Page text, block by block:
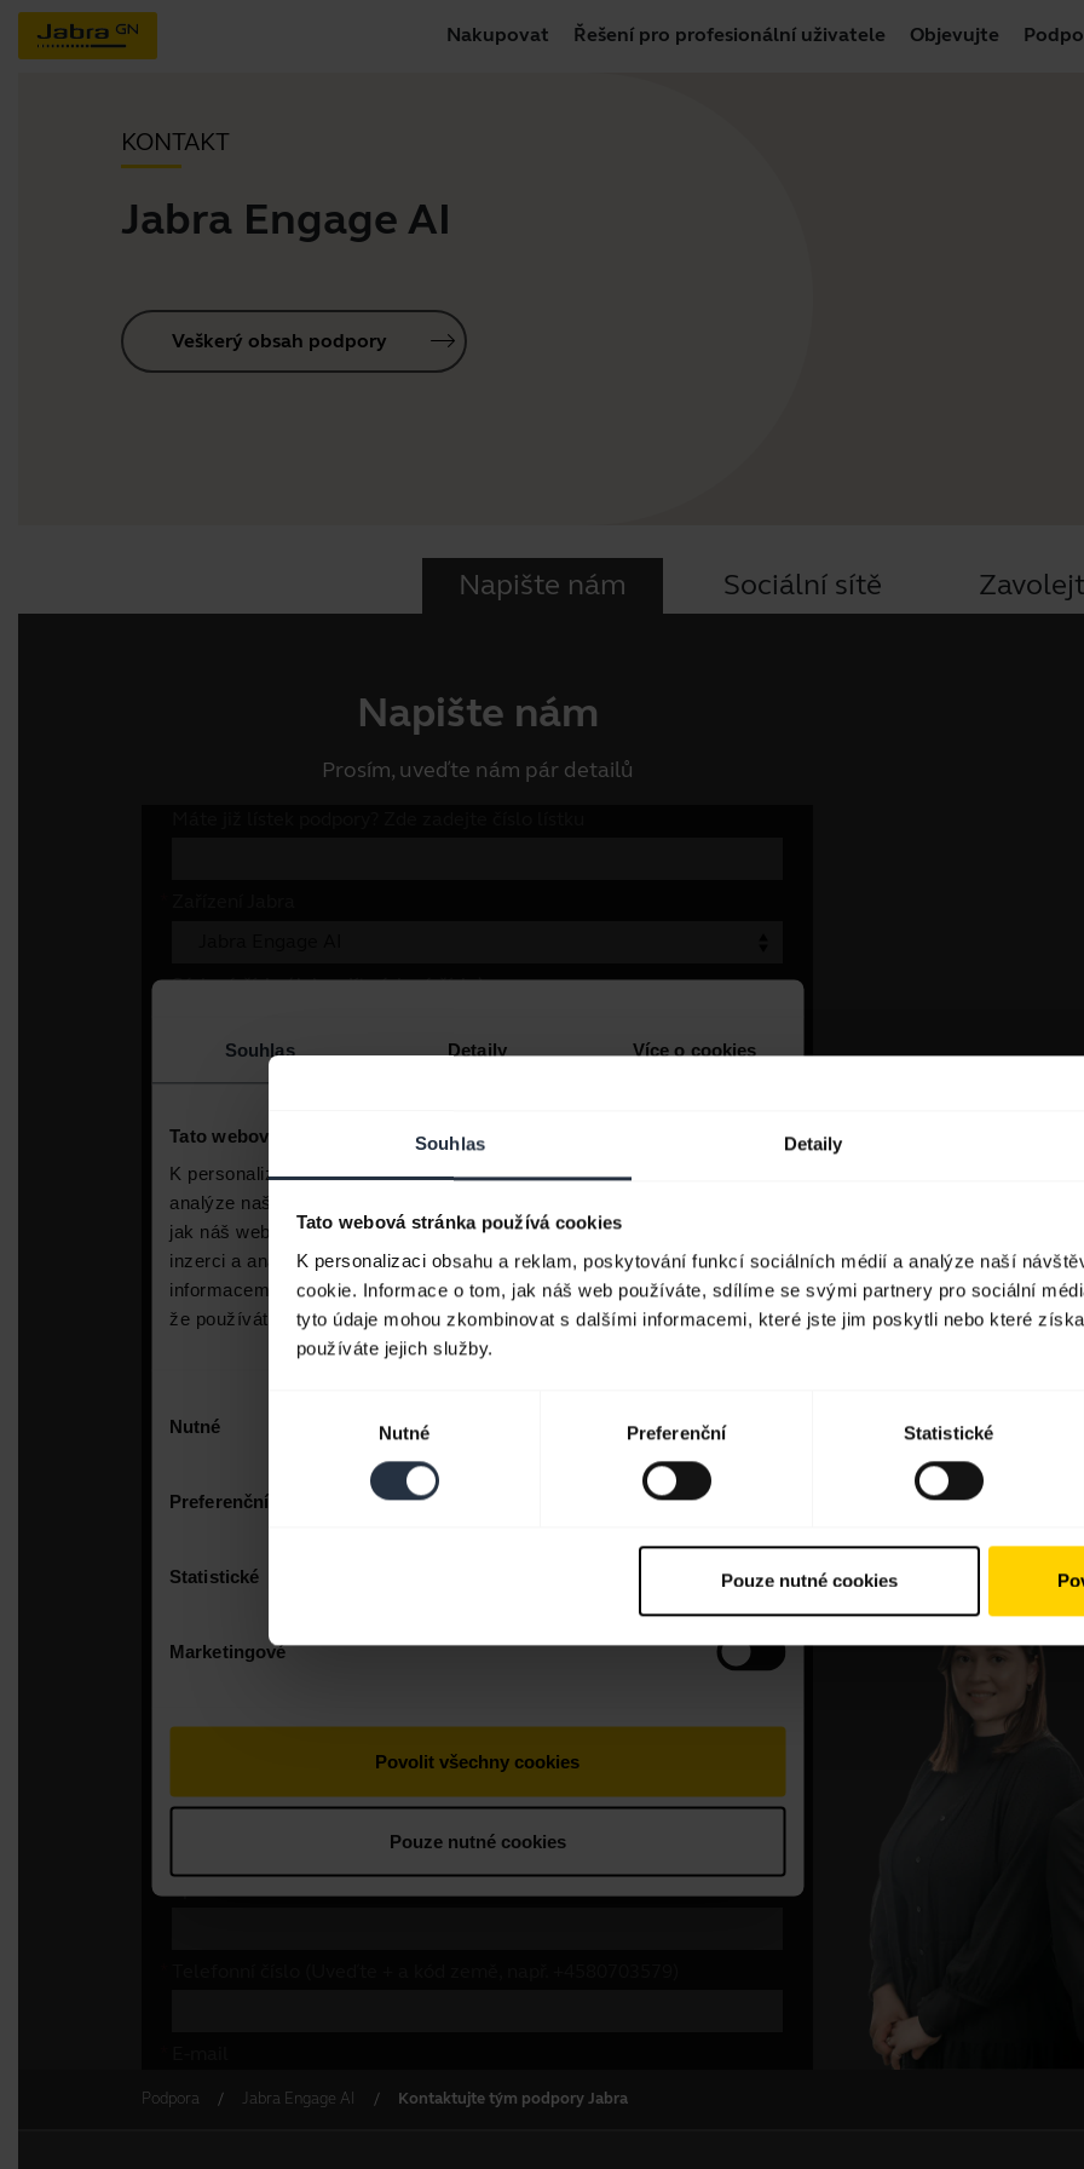
Souhlas Detaily
Tato webová stránka používá cookies
K personalizaci obsahu a reklam, poskytování funkcí sociálních médií a analýze naší
cookie. Informace o tom, jak náš web používáte, sdílíme se svými partnery pro sociální
tyto údaje mohou zkombinovat s dalšími informacemi, které jste jim poskytli nebo které
používáte jejich služby.
Nutné Preferenční Statistické
Pouze nutné cookies
Nakupovat Řešení pro profesionální uživatele Objevujte
KONTAKT
Jabra Engage AI
Veškerý obsah podpory
Napište nám Sociální sítě
Napište nám
Prosím, uveďte nám pár detailů
Podpora Jabra Engage AI Kontaktujte tým podpory Jabra